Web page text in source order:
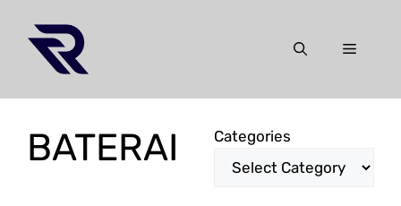
content
Menu
BATERAI Categories